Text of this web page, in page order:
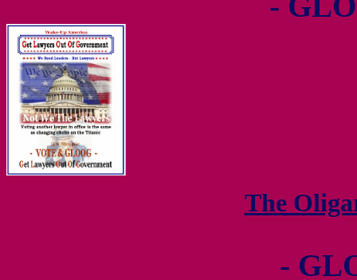
The
-